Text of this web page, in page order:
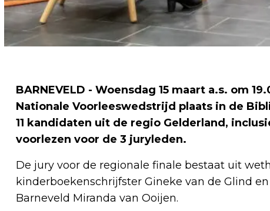
BARNEVELD - Woensdag 15 maart a.s. om
Nationale Voorleeswedstrijd plaats in de
11 kandidaten uit de regio Gelderland,
voorlezen voor de 3 juryleden.
De jury voor de regionale finale bestaat uit
kinderboekenschrijfster Gineke van de Glind
Barneveld Miranda van Ooijen.